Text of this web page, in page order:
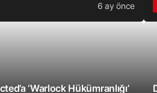
6 ay önce
‘Warlock Hükümranlığı’